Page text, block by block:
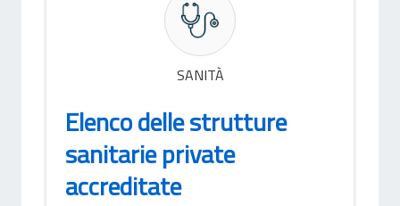
SANITÀ
Elenco delle strutture
sanitarie private
accreditate